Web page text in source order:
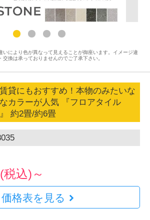
により色が異なって見えることが御座います。イメージ違
交換は承っておりませんのでご了承下さい。
貸にもおすすめ！本物のみたいな
カラーが人気 『フロアタイル
約2畳/約6畳
税込)～
価格表を見る